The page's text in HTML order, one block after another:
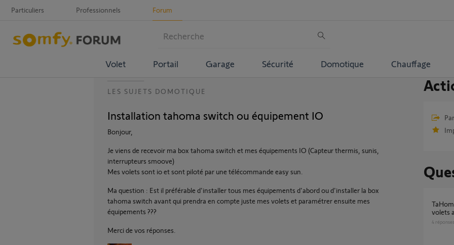
Particuliers Professionnels Forum
Volet Portail Garage Sécurité Domotique Chauffage
LES SUJETS DOMOTIQUE
Installation tahoma switch ou équipement IO
Bonjour,
Je viens de recevoir ma box tahoma switch et mes équipements IO (Capteur thermis, sunis,
interrupteurs smoove)
Mes volets sont io et sont piloté par une télécommande easy sun.
Ma question : Est il préférable d'installer tous mes équipements d'abord ou d'installer la box
tahoma switch avant qui prendra en compte juste mes volets et paramétrer ensuite mes
équipements ???
Merci de vos réponses.
TaHoma Switch – états erronés de tous les
volets
4 réponses